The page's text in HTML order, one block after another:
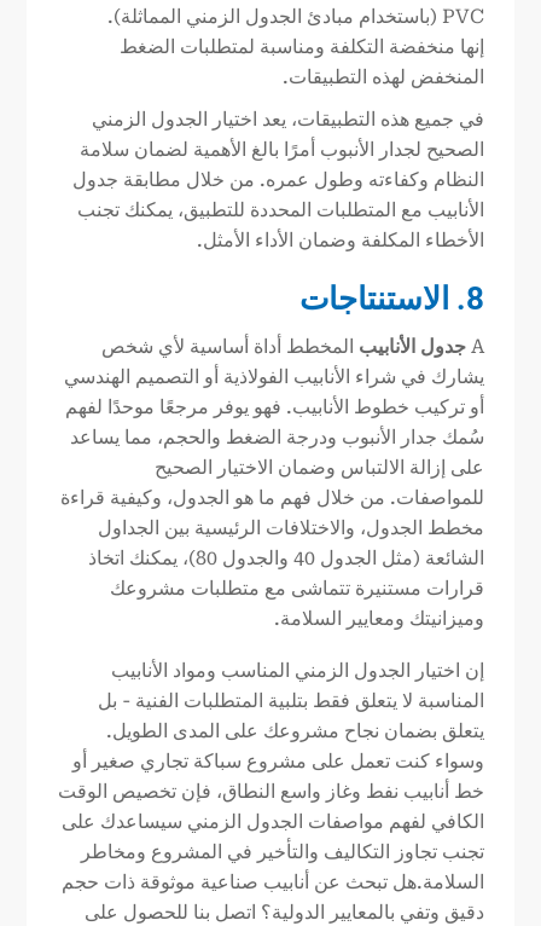
PVC (باستخدام مبادئ الجدول الزمني المماثلة).
إنها منخفضة التكلفة ومناسبة لمتطلبات الضغط
المنخفض لهذه التطبيقات.
في جميع هذه التطبيقات، يعد اختيار الجدول الزمني
الصحيح لجدار الأنبوب أمرًا بالغ الأهمية لضمان سلامة
النظام وكفاءته وطول عمره. من خلال مطابقة جدول
الأنابيب مع المتطلبات المحددة للتطبيق، يمكنك تجنب
الأخطاء المكلفة وضمان الأداء الأمثل.
8. الاستنتاجات
A جدول الأنابيب المخطط أداة أساسية لأي شخص
يشارك في شراء الأنابيب الفولاذية أو التصميم الهندسي
أو تركيب خطوط الأنابيب. فهو يوفر مرجعًا موحدًا لفهم
سُمك جدار الأنبوب ودرجة الضغط والحجم، مما يساعد
على إزالة الالتباس وضمان الاختيار الصحيح
للمواصفات. من خلال فهم ما هو الجدول، وكيفية قراءة
مخطط الجدول، والاختلافات الرئيسية بين الجداول
الشائعة (مثل الجدول 40 والجدول 80)، يمكنك اتخاذ
قرارات مستنيرة تتماشى مع متطلبات مشروعك
وميزانيتك ومعايير السلامة.
إن اختيار الجدول الزمني المناسب ومواد الأنابيب
المناسبة لا يتعلق فقط بتلبية المتطلبات الفنية - بل
يتعلق بضمان نجاح مشروعك على المدى الطويل.
وسواء كنت تعمل على مشروع سباكة تجاري صغير أو
خط أنابيب نفط وغاز واسع النطاق، فإن تخصيص الوقت
الكافي لفهم مواصفات الجدول الزمني سيساعدك على
تجنب تجاوز التكاليف والتأخير في المشروع ومخاطر
السلامة.هل تبحث عن أنابيب صناعية موثوقة ذات حجم
دقيق وتفي بالمعايير الدولية؟ اتصل بنا للحصول على